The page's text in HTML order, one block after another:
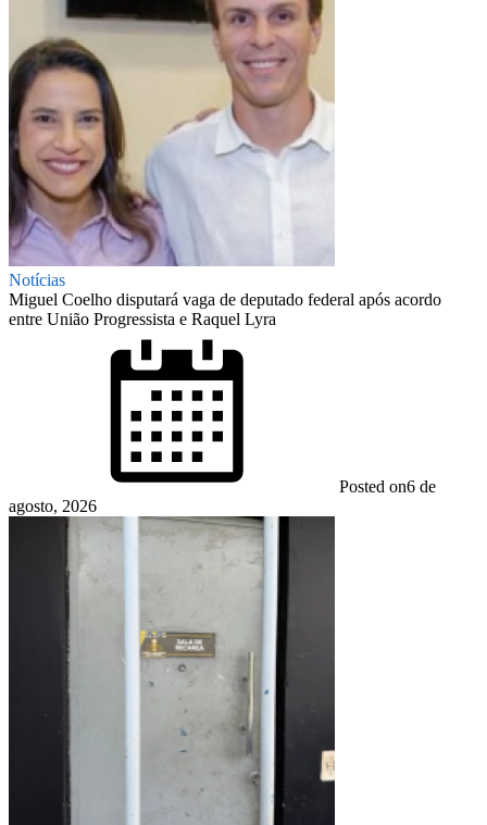
Notícias
Miguel Coelho disputará vaga de deputado federal após acordo
entre União Progressista e Raquel Lyra
Posted on6 de
agosto, 2026